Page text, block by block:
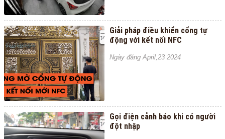
Giải pháp điều khiển cổng tự
động với kết nối NFC
Ngày đăng April,23 2024
Gọi điện cảnh báo khi có người
đột nhập